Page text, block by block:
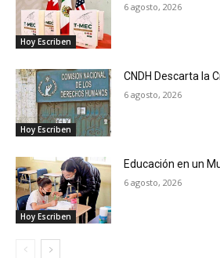
Hoy Escriben
6 agosto, 2026
Hoy Escriben
CNDH Descarta la
6 agosto, 2026
Hoy Escriben
Educación en un
6 agosto, 2026